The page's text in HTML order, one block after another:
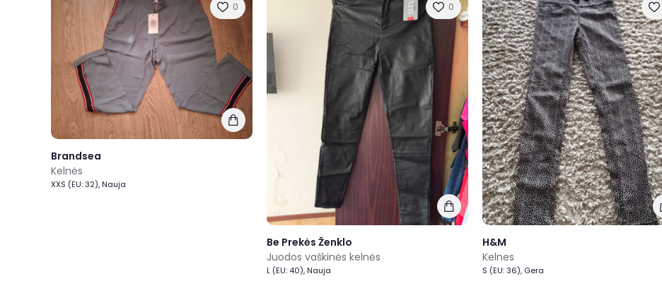
0
Brandsea
Kelnės
XXS (EU: 32), Nauja
0
Be Prekės Ženklo
Juodos vaškinės kelnės
L (EU: 40), Nauja
H&M
Kelnes
S (EU: 36), Gera